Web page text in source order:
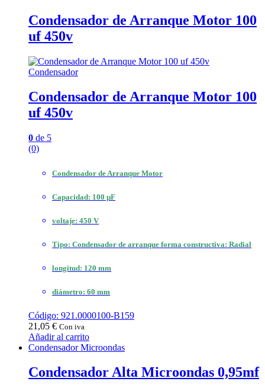
Condensador de Arranque Motor 100
uf 450v
Condensador
Condensador de Arranque Motor 100
uf 450v
0 de 5
(0)
Condensador de Arranque Motor
Capacidad: 100 μF
voltaje: 450 V
Tipo: Condensador de arranque forma constructiva: Radial
longitud: 120 mm
diámetro: 60 mm
Código: 921.0000100-B159
21,05 € Con iva
Añadir al carrito
Condensador Microondas
Condensador Alta Microondas 0,95mf